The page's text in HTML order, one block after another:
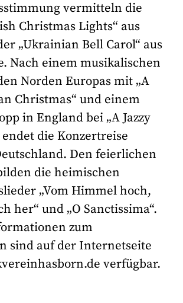
vermitteln die
Christmas Lights“ aus
„Ukrainian Bell Carol“ aus
Nach einem musikalischen
Norden Europas mit „A
Christmas“ und einem
in England bei „A Jazzy
die Konzertreise
Den feierlichen
die heimischen
„Vom Himmel hoch,
her“ und „O Sanctissima“.
zum
sind auf der Internetseite
verfügbar.